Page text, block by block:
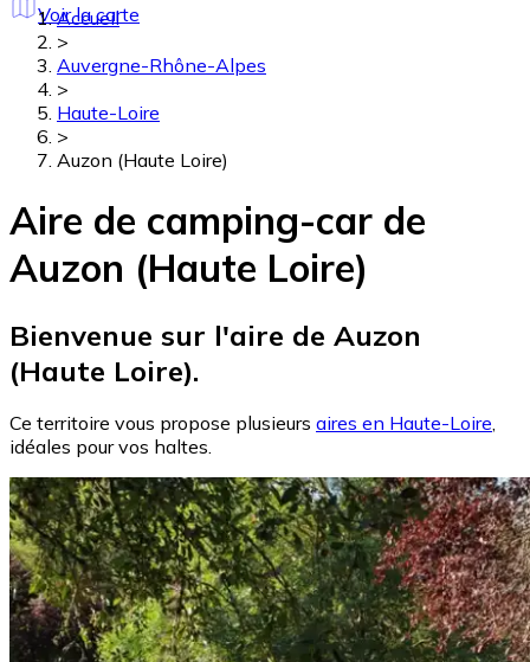
Voir la carte
Accueil
>
Auvergne-Rhône-Alpes
>
Haute-Loire
>
Auzon (Haute Loire)
Aire de camping-car de
Auzon (Haute Loire)
Bienvenue sur l'aire de Auzon
(Haute Loire).
Ce territoire vous propose plusieurs aires en Haute-Loire,
idéales pour vos haltes.